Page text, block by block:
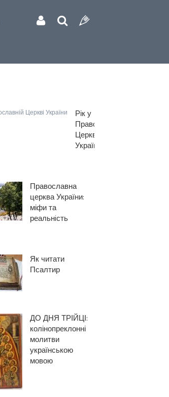
Рік у
Православній
Церкві
України
Православна
церква України:
міфи та
реальнiсть
Як читати
Псалтир
ДО ДНЯ ТРІЙЦІ:
колінопреклонні
молитви
українською
мовою